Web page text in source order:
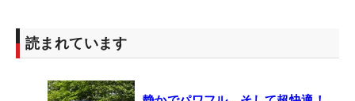
読まれています